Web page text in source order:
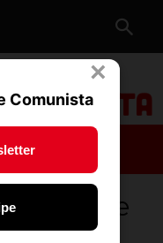
×
Comunista